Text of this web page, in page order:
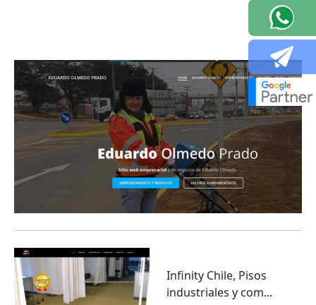
Eduardo Olmedo Prado, web de negocios,
Infinity Chile, Pisos
industriales y com...